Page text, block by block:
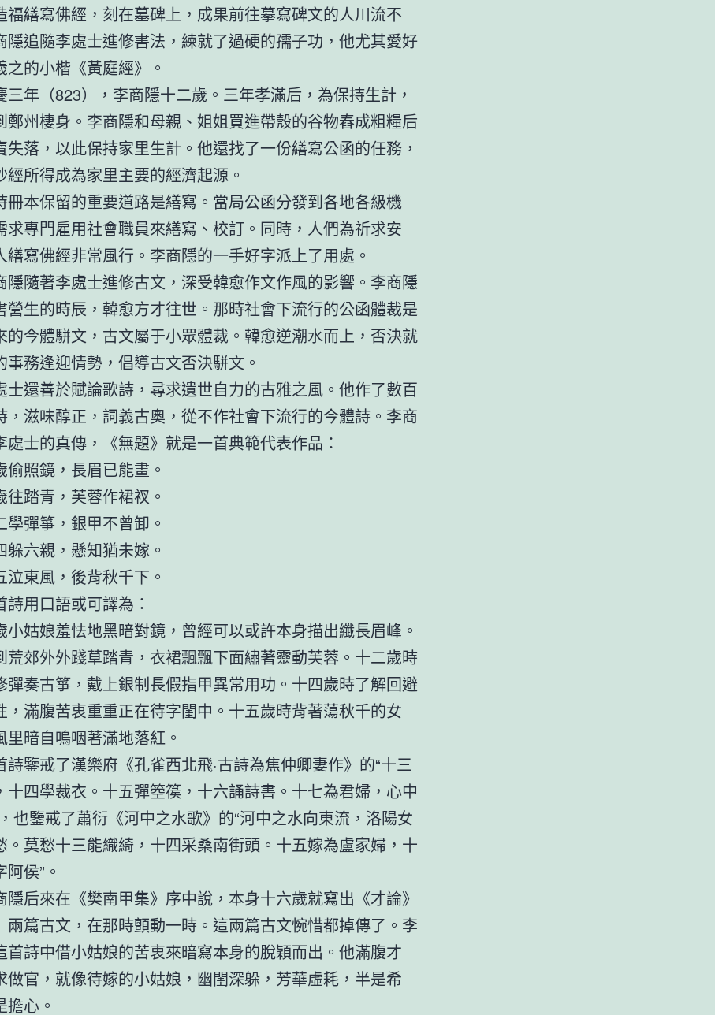
福繕寫佛經，刻在墓碑上，成果前往摹寫碑文的人川流不
隱追隨李處士進修書法，練就了過硬的孺子功，他尤其愛好
之的小楷《黃庭經》。
三年（823），李商隱十二歲。三年孝滿后，為保持生計，
鄭州棲身。李商隱和母親、姐姐買進帶殼的谷物舂成粗糧后
失落，以此保持家里生計。他還找了一份繕寫公函的任務，
經所得成為家里主要的經濟起源。
冊本保留的重要道路是繕寫。當局公函分發到各地各級機
求專門雇用社會職員來繕寫、校訂。同時，人們為祈求安
繕寫佛經非常風行。李商隱的一手好字派上了用處。
隱隨著李處士進修古文，深受韓愈作文作風的影響。李商隱
營生的時辰，韓愈方才往世。那時社會下流行的公函體裁是
的今體駢文，古文屬于小眾體裁。韓愈逆潮水而上，否決就
事務逢迎情勢，倡導古文否決駢文。
士還善於賦論歌詩，尋求遺世自力的古雅之風。他作了數百
，滋味醇正，詞義古奧，從不作社會下流行的今體詩。李商
處士的真傳，《無題》就是一首典範代表作品：
偷照鏡，長眉已能畫。
往踏青，芙蓉作裙衩。
學彈箏，銀甲不曾卸。
躲六親，懸知猶未嫁。
泣東風，後背秋千下。
詩用口語或可譯為：
小姑娘羞怯地黑暗對鏡，曾經可以或許本身描出纖長眉峰。
荒郊外外踐草踏青，衣裙飄飄下面繡著靈動芙蓉。十二歲時
彈奏古箏，戴上銀制長假指甲異常用功。十四歲時了解回避
，滿腹苦衷重重正在待字閨中。十五歲時背著蕩秋千的女
里暗自嗚咽著滿地落紅。
詩鑒戒了漢樂府《孔雀西北飛·古詩為焦仲卿妻作》的“十三
十四學裁衣。十五彈箜篌，十六誦詩書。十七為君婦，心中
也鑒戒了蕭衍《河中之水歌》的“河中之水向東流，洛陽女
。莫愁十三能織綺，十四采桑南街頭。十五嫁為盧家婦，十
侯”。
隱后來在《樊南甲集》序中說，本身十六歲就寫出《才論》
兩篇古文，在那時顫動一時。這兩篇古文惋惜都掉傳了。李
首詩中借小姑娘的苦衷來暗寫本身的脫穎而出。他滿腹才
做官，就像待嫁的小姑娘，幽閨深躲，芳華虛耗，半是希
擔心。